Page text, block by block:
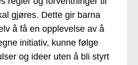
gjøres. Dette gir barna
å få en opplevelse av å
initiativ, kunne følge
og ideer uten å bli styrt